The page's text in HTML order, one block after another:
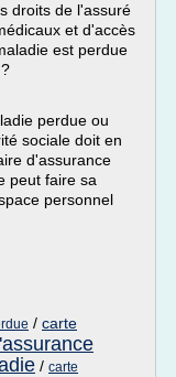
droits de l'assuré
et d'accès
est perdue
perdue ou
sociale doit en
d'assurance
peut faire sa
personnel
/ carte
/ carte